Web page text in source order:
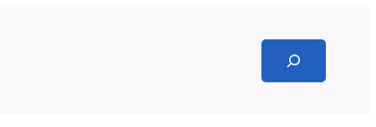
Search